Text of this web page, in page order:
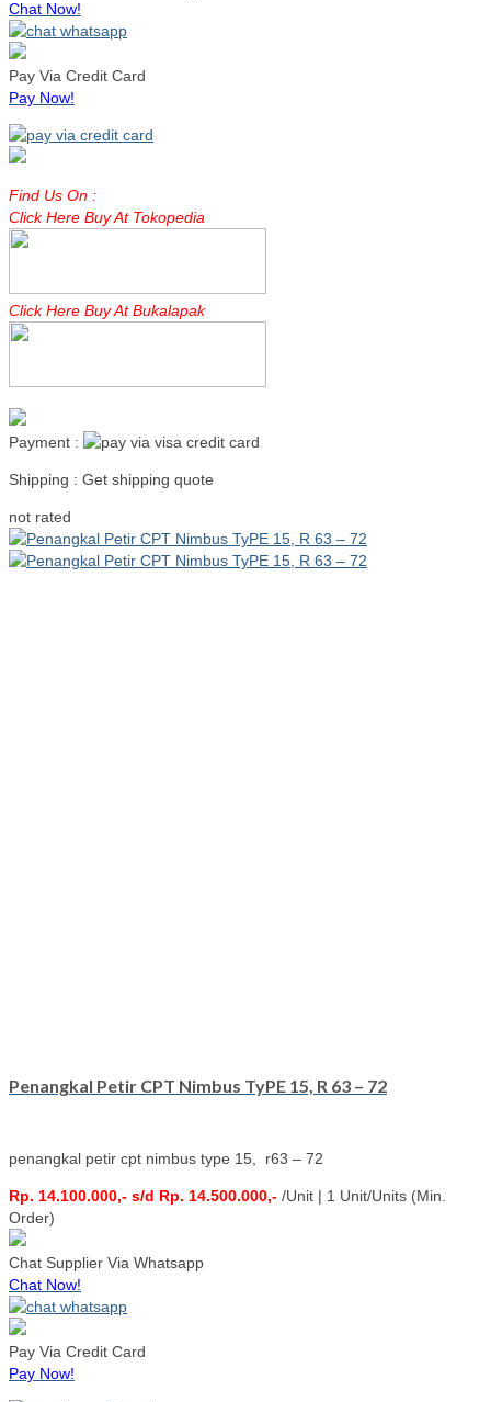
Chat Now!
Pay Via Credit Card
Pay Now!
Find Us On :
Click Here Buy At Tokopedia
Click Here Buy At Bukalapak
Payment :
Shipping : Get shipping quote
not rated
Penangkal Petir CPT Nimbus TyPE 15, R 63 – 72
penangkal petir cpt nimbus type 15, r63 – 72
Rp. 14.100.000,- s/d Rp. 14.500.000,- /Unit | 1 Unit/Units (Min.
Order)
Chat Supplier Via Whatsapp
Chat Now!
Pay Via Credit Card
Pay Now!